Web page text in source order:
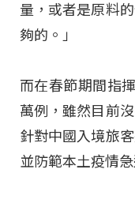
量，或者是原料
夠的。」
而在春節期間指
萬例，雖然目前
針對中國入境旅
並防範本土疫情